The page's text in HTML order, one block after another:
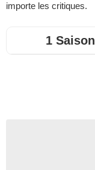
importe les critiques.
1 Saison